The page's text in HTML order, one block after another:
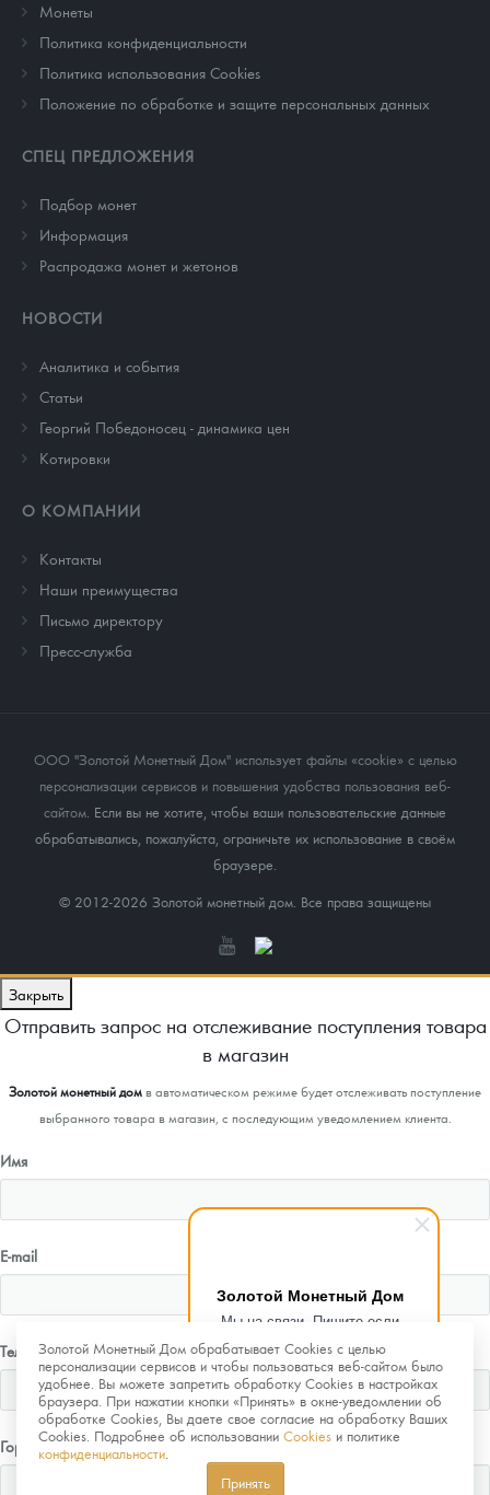
Золотой Монетный Дом
Мы на связи. Пишите если
возникнут любые вопросы.
Рады помочь.
Монеты
Политика конфиденциальности
Политика использования Cookies
Положение по обработке и защите персональных данных
СПЕЦ ПРЕДЛОЖЕНИЯ
Подбор монет
Информация
Распродажа монет и жетонов
НОВОСТИ
Аналитика и события
Cтатьи
Георгий Победоносец - динамика цен
Котировки
О КОМПАНИИ
Контакты
Наши преимущества
Письмо директору
Пресс-служба
ООО "Золотой Монетный Дом" использует файлы «cookie» с целью
персонализации сервисов и повышения удобства пользования веб-
сайтом. Если вы не хотите, чтобы ваши пользовательские данные
обрабатывались, пожалуйста, ограничьте их использование в своём
браузере.
© 2012-2026 Золотой монетный дом. Все права защищены
Золотой Монетный Дом обрабатывает Cookies с целью
персонализации сервисов и чтобы пользоваться веб-сайтом было
удобнее. Вы можете запретить обработку Cookies в настройках
браузера. При нажатии кнопки «Принять» в окне-уведомлении об
обработке Cookies, Вы даете свое согласие на обработку Ваших
Cookies. Подробнее об использовании Cookies и политике
конфиденциальности
Принять
Закрыть
Отправить запрос на отслеживание поступления товара
в магазин
Золотой монетный домв автоматическом режиме будет отслеживать поступление
выбранного товара в магазин, с последующим уведомлением клиента.
Имя
E-mail
Телефон
Город